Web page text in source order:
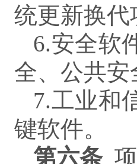
统更新换代
6.安全软
全、公共
7.工业和
键软件。
第六条